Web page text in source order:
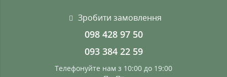
Зробити замовлення
098 428 97 50
093 384 22 59
Телефонуйте нам з 10:00 до 19:00